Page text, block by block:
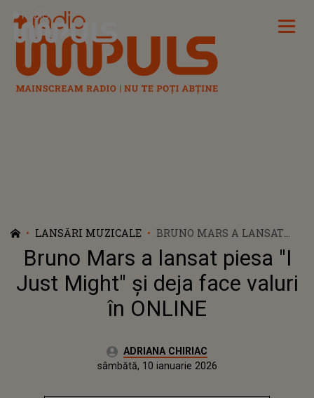
Radio Impuls
LANSĂRI MUZICALE
BRUNO MARS A LANSAT
PIESA "I JUST MIGHT" ȘI
DEJA FACE VALURI ÎN
ONLINE
Bruno Mars a lansat piesa "I
Just Might" și deja face valuri
în ONLINE
Autor:ADRIANA CHIRIAC
sâmbătă, 10 ianuarie 2026
Actualizat:
sâmbătă, 10 ianuarie 2026